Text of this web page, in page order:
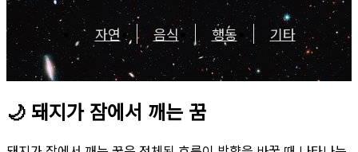
자연 음식 행동 기타
🌙 돼지가 잠에서 깨는 꿈